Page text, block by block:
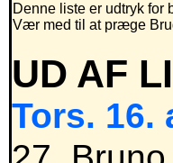
Denne liste er udtryk for
Vær med til at præge
UD AF
Tors. 16.